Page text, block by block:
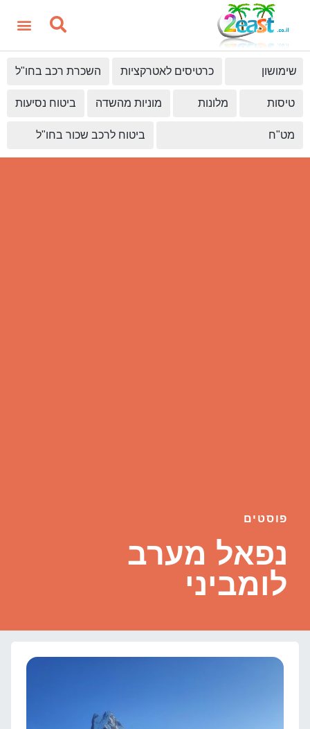
שימושון כרטיסים לאטרקציות השכרת רכב בחו"ל
טיסות מלונות מוניות מהשדה ביטוח נסיעות
מט"ח ביטוח לרכב שכור בחו"ל
פוסטים
נפאל מערב
לומביני